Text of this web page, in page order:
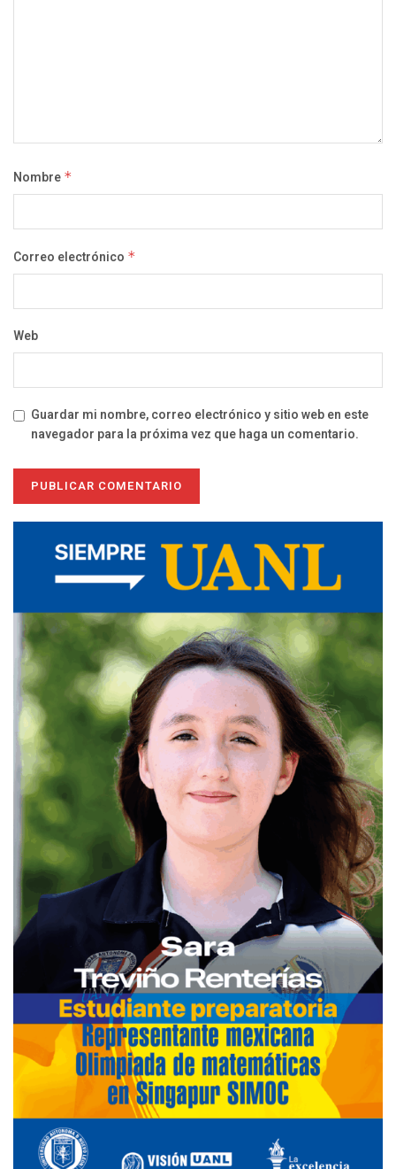
Nombre *
Correo electrónico *
Web
Guardar mi nombre, correo electrónico y sitio web en este
navegador para la próxima vez que haga un comentario.